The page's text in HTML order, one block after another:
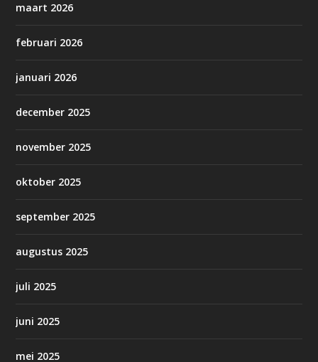
maart 2026
februari 2026
januari 2026
december 2025
november 2025
oktober 2025
september 2025
augustus 2025
juli 2025
juni 2025
mei 2025